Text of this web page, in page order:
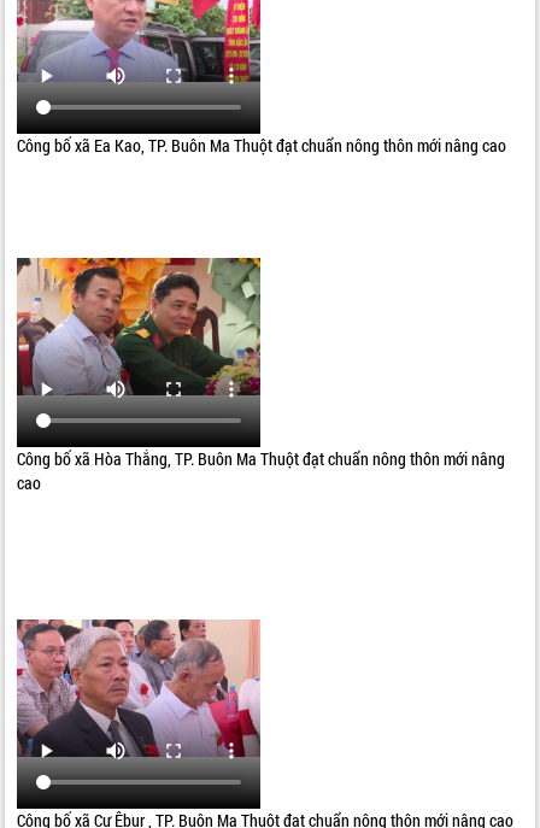
Công bố xã Ea Kao, TP. Buôn Ma Thuột đạt chuẩn nông thôn mới nâng cao
Công bố xã Hòa Thắng, TP. Buôn Ma Thuột đạt chuẩn nông thôn mới nâng
cao
Công bố xã Cư Êbur , TP. Buôn Ma Thuột đạt chuẩn nông thôn mới nâng cao